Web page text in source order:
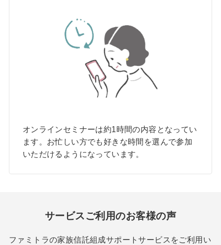
オンラインセミナーは約1時間の内容となってい
ます。お忙しい方でも好きな時間を選んで参加
いただけるようになっています。
サービスご利用のお客様の声
ファミトラの家族信託組成サポートサービスをご利用い